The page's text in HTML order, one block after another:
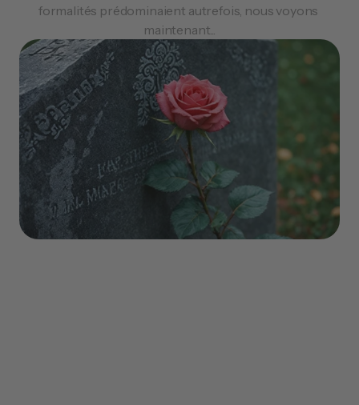
formalités prédominaient autrefois, nous voyons
maintenant...